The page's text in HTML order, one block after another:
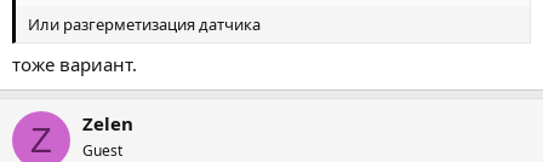
Или разгерметизация датчика
тоже вариант.
Z Zelen
Guest